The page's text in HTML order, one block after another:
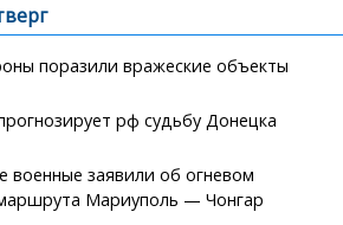
поразили вражеские объекты
рф судьбу Донецка
военные заявили об огневом
Мариуполь — Чонгар